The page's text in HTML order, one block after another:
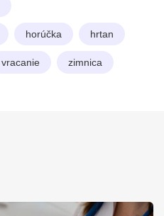
horúčka hrtan
vracanie zimnica